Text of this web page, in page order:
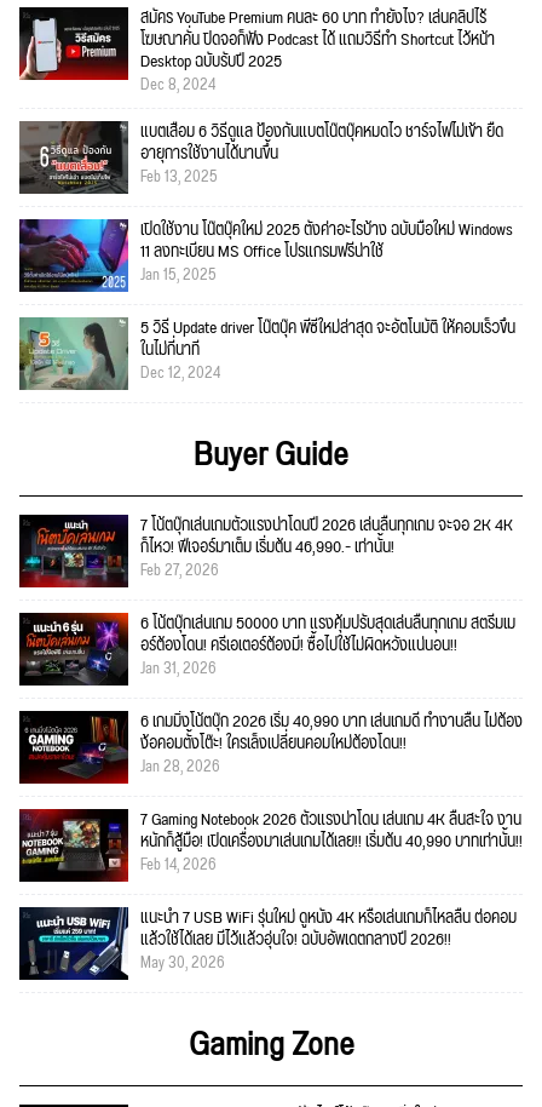
สมัคร YouTube Premium คนละ 60 บาท ทำยังไง? เล่นคลิปไร้
โฆษณาคั่น ปิดจอก็ฟัง Podcast ได้ แถมวิธีทำ Shortcut ไว้หน้า
Desktop ฉบับรับปี 2025
Dec 8, 2024
แบตเสื่อม 6 วิธีดูแล ป้องกันแบตโน๊ตบุ๊คหมดไว ชาร์จไฟไม่เข้า ยืด
อายุการใช้งานได้นานขึ้น
Feb 13, 2025
เปิดใช้งาน โน๊ตบุ๊คใหม่ 2025 ตั้งค่าอะไรบ้าง ฉบับมือใหม่ Windows
11 ลงทะเบียน MS Office โปรแกรมฟรีน่าใช้
Jan 15, 2025
5 วิธี Update driver โน๊ตบุ๊ค พีซีใหม่ล่าสุด จะอัตโนมัติ ให้คอมเร็วขึ้น
ในไม่กี่นาที
Dec 12, 2024
Buyer Guide
7 โน้ตบุ๊กเล่นเกมตัวแรงน่าโดนปี 2026 เล่นลื่นทุกเกม จะจอ 2K 4K
ก็ไหว! ฟีเจอร์มาเต็ม เริ่มต้น 46,990.- เท่านั้น!
Feb 27, 2026
6 โน้ตบุ๊กเล่นเกม 50000 บาท แรงคุ้มปรับสุดเล่นลื่นทุกเกม สตรีมเม
อร์ต้องโดน! ครีเอเตอร์ต้องมี! ซื้อไปใช้ไม่ผิดหวังแน่นอน!!
Jan 31, 2026
6 เกมมิ่งโน้ตบุ๊ก 2026 เริ่ม 40,990 บาท เล่นเกมดี ทำงานลื่น ไม่ต้อง
ง้อคอมตั้งโต๊ะ! ใครเล็งเปลี่ยนคอมใหม่ต้องโดน!!
Jan 28, 2026
7 Gaming Notebook 2026 ตัวแรงน่าโดน เล่นเกม 4K ลื่นสะใจ งาน
หนักก็สู้มือ! เปิดเครื่องมาเล่นเกมได้เลย!! เริ่มต้น 40,990 บาทเท่านั้น!!
Feb 14, 2026
แนะนำ 7 USB WiFi รุ่นใหม่ ดูหนัง 4K หรือเล่นเกมก็ไหลลื่น ต่อคอม
แล้วใช้ได้เลย มีไว้แล้วอุ่นใจ! ฉบับอัพเดตกลางปี 2026!!
May 30, 2026
Gaming Zone